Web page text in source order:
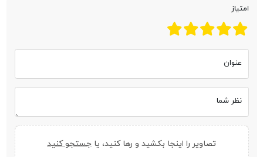
امتیاز
عنوان
نظر شما
تصاویر را اینجا بکشید و رها کنید، یا جستجو کنید